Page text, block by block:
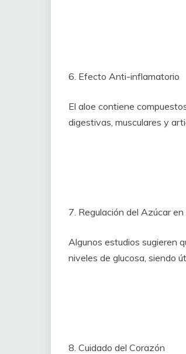
6. Efecto Anti-inflamatorio
El aloe contiene
digestivas, musculares y
7. Regulación del Azúcar en
Algunos estudios sugieren
niveles de glucosa, siendo
8. Cuidado del Corazón